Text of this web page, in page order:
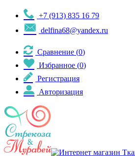
+7 (913) 835 16 79
delfina68@yandex.ru
Сравнение (0)
Избранное (0)
Регистрация
Авторизация